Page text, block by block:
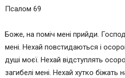
Псалом 69
Боже, на поміч мені прийди.
мені. Нехай повстидаються і
душі моєї. Нехай відступлять
загибелі мені. Нехай хутко біжать